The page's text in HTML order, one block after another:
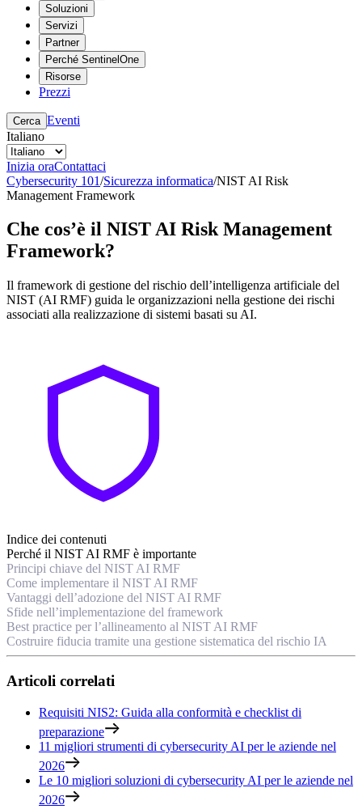
Soluzioni
Servizi
Partner
Perché SentinelOne
Risorse
Prezzi
Cerca Eventi
Italiano
Inizia oraContattaci
Cybersecurity 101/Sicurezza informatica/NIST AI Risk
Management Framework
Che cos’è il NIST AI Risk Management
Framework?
Il framework di gestione del rischio dell’intelligenza artificiale del
NIST (AI RMF) guida le organizzazioni nella gestione dei rischi
associati alla realizzazione di sistemi basati su AI.
Indice dei contenuti
Perché il NIST AI RMF è importante
Principi chiave del NIST AI RMF
Come implementare il NIST AI RMF
Vantaggi dell’adozione del NIST AI RMF
Sfide nell’implementazione del framework
Best practice per l’allineamento al NIST AI RMF
Costruire fiducia tramite una gestione sistematica del rischio IA
Articoli correlati
Requisiti NIS2: Guida alla conformità e checklist di
preparazione
11 migliori strumenti di cybersecurity AI per le aziende nel
2026
Le 10 migliori soluzioni di cybersecurity AI per le aziende nel
2026